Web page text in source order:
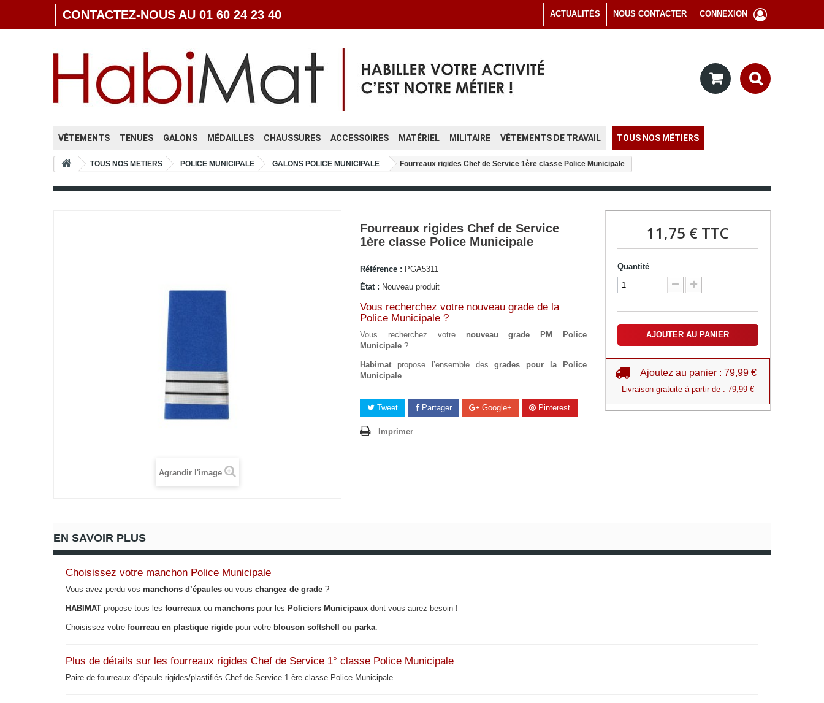
CONNEXION
NOUS CONTACTER
ACTUALITÉS
CONTACTEZ-NOUS AU 01 60 24 23 40
VÊTEMENTS TENUES GALONS MÉDAILLES CHAUSSURES ACCESSOIRES MATÉRIEL MILITAIRE VÊTEMENTS DE TRAVAIL TOUS NOS MÉTIERS
TOUS NOS METIERS POLICE MUNICIPALE GALONS POLICE MUNICIPALE Fourreaux rigides Chef de Service 1ère classe Police Municipale
Agrandir l'image
Fourreaux rigides Chef de Service
1ère classe Police Municipale
Référence : PGA5311
État : Nouveau produit
Vous recherchez votre nouveau grade de la
Police Municipale ?
Vous recherchez votre nouveau grade PM Police
Municipale ?
Habimat propose l’ensemble desgrades pour la Police
Municipale.
Tweet Partager Google+ Pinterest
Imprimer
11,75 €TTC
Quantité
AJOUTER AU PANIER
Ajoutez au panier : 79,99 €
Livraison gratuite à partir de : 79,99 €
EN SAVOIR PLUS
Choisissez votre manchon Police Municipale
Vous avez perdu vos manchons d’épaules ou vous changez de grade ?
HABIMAT propose tous les fourreaux ou manchons pour les Policiers Municipaux dont vous aurez besoin !
Choisissez votre fourreau en plastique rigide pour votre blouson softshell ou parka.
Plus de détails sur les fourreaux rigides Chef de Service 1° classe Police Municipale
Paire de fourreaux d’épaule rigides/plastifiés Chef de Service 1 ère classe Police Municipale.